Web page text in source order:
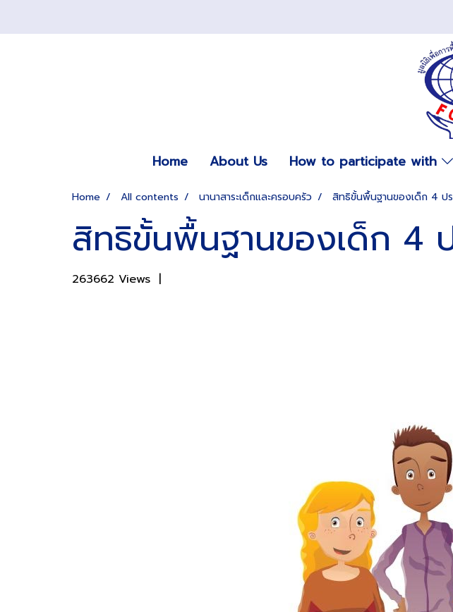
Home About Us How to participate with
Home All contents นานาสาระเด็กและครอบครัว สิทธิขั้นพื้นฐานของเด็ก 4 ปร
สิทธิขั้นพื้นฐานของเด็ก 4 ป
263662 Views |